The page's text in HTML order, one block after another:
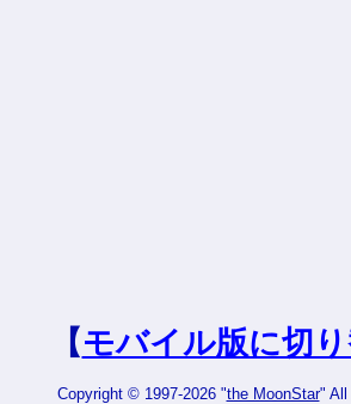
【モバイル版に切
Copyright © 1997-2026 "the MoonStar" All